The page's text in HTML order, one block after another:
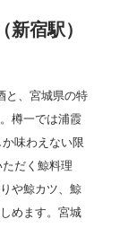
宿駅）
と、宮城県の特
樽一では浦霞
味わえない限
だく鯨料理
や鯨カツ、鯨
めます。宮城